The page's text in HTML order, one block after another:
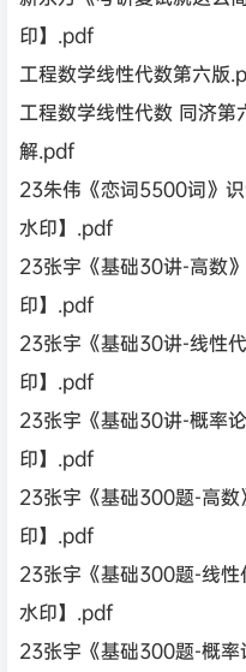
印】.pdf
工程数学线性代数第六版
工程数学线性代数 同济
解.pdf
23朱伟《恋词5500词》
水印】.pdf
23张宇《基础30讲-高数
印】.pdf
23张宇《基础30讲-线性
印】.pdf
23张宇《基础30讲-概率
印】.pdf
23张宇《基础300题-高数
印】.pdf
23张宇《基础300题-线性
水印】.pdf
23张宇《基础300题-概率